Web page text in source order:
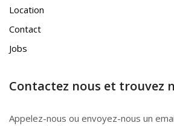
Location
Contact
Jobs
Contactez nous et trouvez
Appelez-nous ou envoyez-nous un